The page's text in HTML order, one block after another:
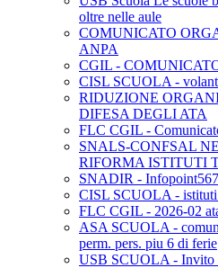
oltre nelle aule
COMUNICATO
ANPA
CGIL -
CISL SCUOLA -
RIDUZIONE
DIFESA DEGLI ATA
FLC CGIL -
SNALS-CONFSAL
RIFORMA ISTITUTI
SNADIR - Infopoint567
CISL SCUOLA - istituti
FLC CGIL - 2026-02
ASA SCUOLA -
perm. pers. piu 6 di ferie
USB SCUOLA - Invito